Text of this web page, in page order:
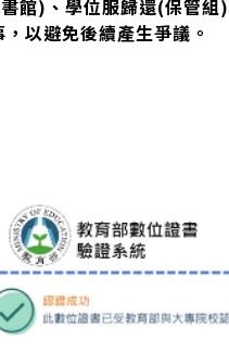
館)、學位服歸還(保管組
以避免後續產生爭議。